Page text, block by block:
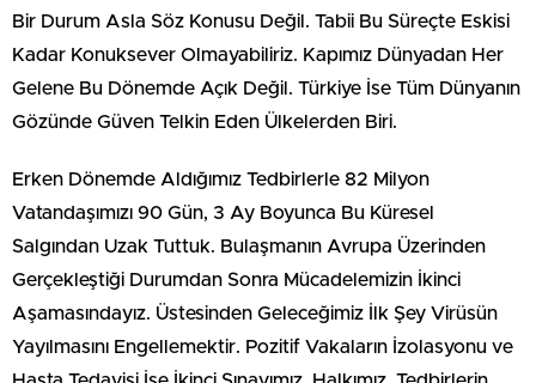
Bir Durum Asla Söz Konusu Değil. Tabii Bu Süreçte Eskisi
Kadar Konuksever Olmayabiliriz. Kapımız Dünyadan Her
Gelene Bu Dönemde Açık Değil. Türkiye İse Tüm Dünyanın
Gözünde Güven Telkin Eden Ülkelerden Biri.
Erken Dönemde Aldığımız Tedbirlerle 82 Milyon
Vatandaşımızı 90 Gün, 3 Ay Boyunca Bu Küresel
Salgından Uzak Tuttuk. Bulaşmanın Avrupa Üzerinden
Gerçekleştiği Durumdan Sonra Mücadelemizin İkinci
Aşamasındayız. Üstesinden Geleceğimiz İlk Şey Virüsün
Yayılmasını Engellemektir. Pozitif Vakaların İzolasyonu ve